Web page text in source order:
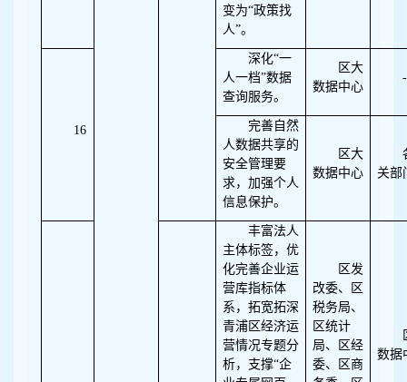
变为“政策找
人”。
16
深化“一
人一档”数据
查询服务。
区大
数据中心
-
完善自然
人数据共享的
安全管理要
求，加强个人
信息保护。
区大
数据中心
关部
丰富法人
主体标签，优
化完善企业运
营库指标体
系，拓宽拓深
青浦区经济运
营情况专题分
析，支撑“企
区发
改委、区
税务局、
区统计
局、区经
委、区商
数据